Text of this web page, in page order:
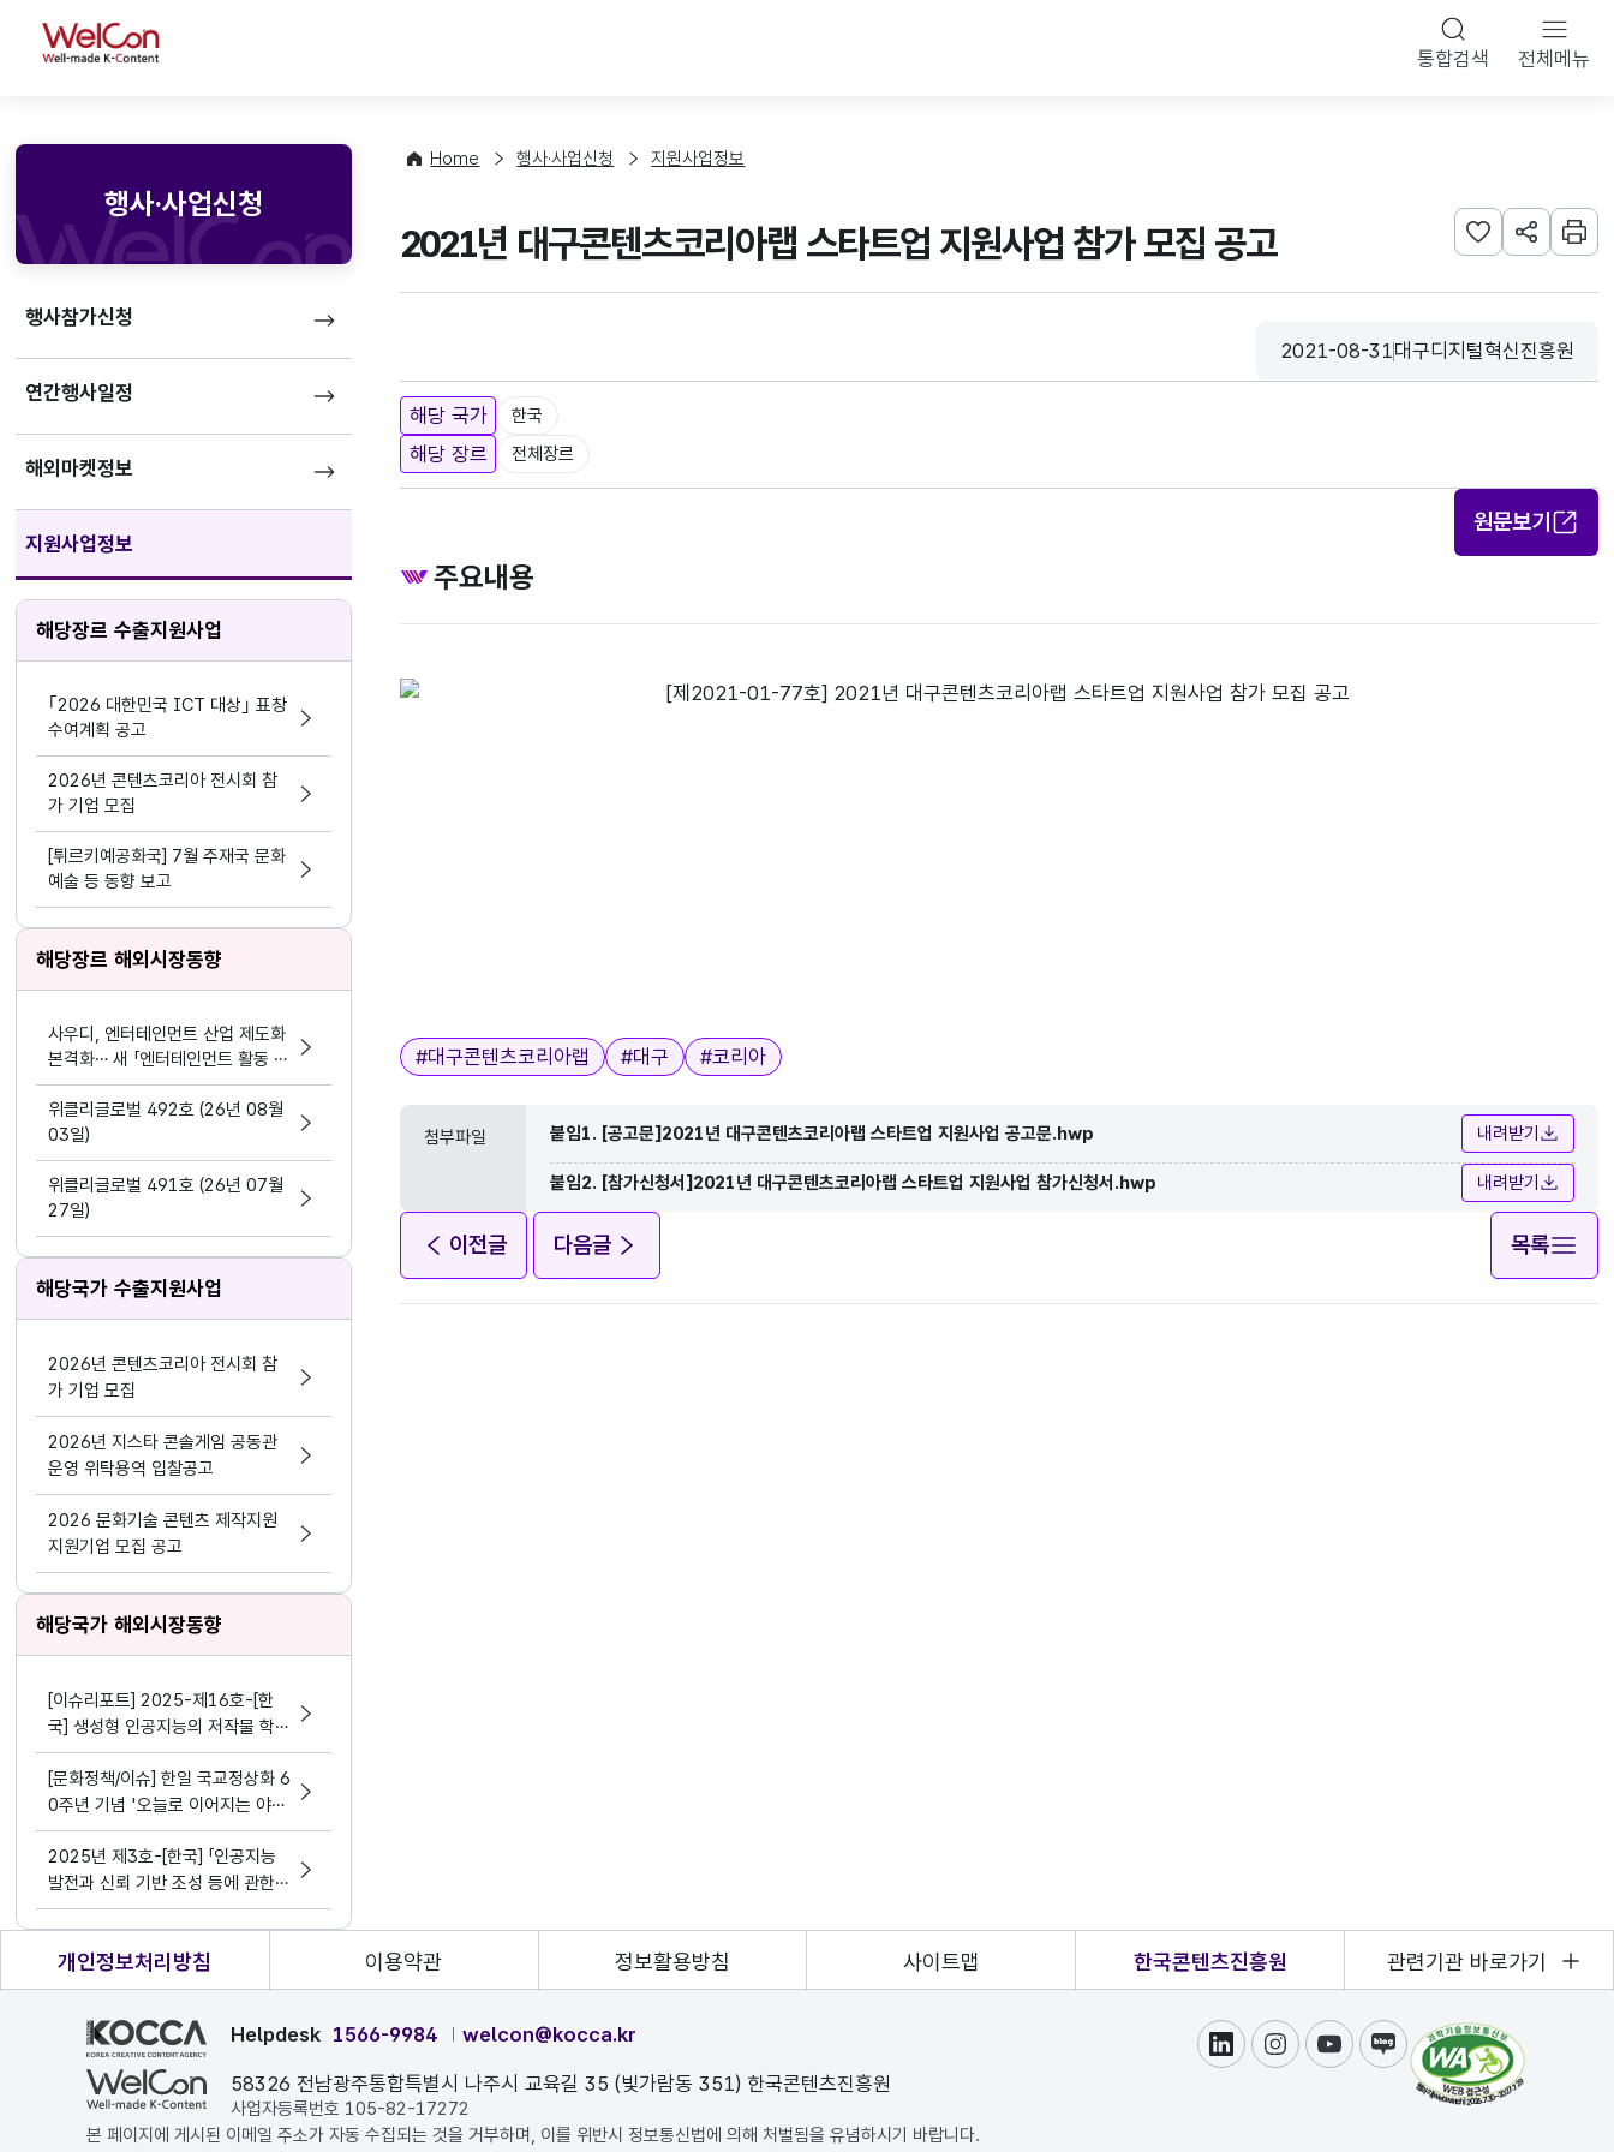
WelCon 통합검색 전체메뉴
행사·사업신청
행사참가신청
연간행사일정
해외마켓정보
지원사업정보
해당장르 수출지원사업
｢2026 대한민국 ICT 대상｣ 표창
수여계획 공고
2026년 콘텐츠코리아 전시회 참
가 기업 모집
[튀르키예공화국] 7월 주재국 문화
예술 등 동향 보고
해당장르 해외시장동향
사우디, 엔터테인먼트 산업 제도화
본격화… 새 「엔터테인먼트 활동 및
지원 활동법」 제정
위클리글로벌 492호 (26년 08월
03일)
위클리글로벌 491호 (26년 07월
27일)
해당국가 수출지원사업
2026년 콘텐츠코리아 전시회 참
가 기업 모집
2026년 지스타 콘솔게임 공동관
운영 위탁용역 입찰공고
2026 문화기술 콘텐츠 제작지원
지원기업 모집 공고
해당국가 해외시장동향
[이슈리포트] 2025-제16호-[한
국] 생성형 인공지능의 저작물 학습
행위와 공정이용 여부의 판단(최승
재)
[문화정책/이슈] 한일 국교정상화 6
0주년 기념 '오늘로 이어지는 야나
기 무네요시의 마음과 시선' 전시
2025년 제3호-[한국] 「인공지능
발전과 신뢰 기반 조성 등에 관한
기본법」제정에 따른 표시의무 도입
(김형지)
Home 행사·사업신청 지원사업정보
2021년 대구콘텐츠코리아랩 스타트업 지원사업 참가 모집 공고 관심사 등록하기
URL 공유하
인쇄
등록일
2021-08-31
수집기관
대구디지털혁신진흥원
해당 국가 한국
해당 장르 전체장르
원문보기
주요내용
태그
#대구콘텐츠코리아랩 #대구 #코리아
첨부파일 붙임1. [공고문]2021년 대구콘텐츠코리아랩 스타트업 지원사업 공고문.hwp 내려받기
붙임2. [참가신청서]2021년 대구콘텐츠코리아랩 스타트업 지원사업 참가신청서.hwp 내려받기
이전글 다음글 목록
개인정보처리방침 이용약관 정보활용방침 사이트맵 한국콘텐츠진흥원 관련기관 바로가기
Helpdesk 1566-9984 welcon@kocca.kr
58326 전남광주통합특별시 나주시 교육길 35 (빛가람동 351) 한국콘텐츠진흥원
사업자등록번호 105-82-17272
링크드인인스타그램
유튜브블로그
본 페이지에 게시된 이메일 주소가 자동 수집되는 것을 거부하며, 이를 위반시 정보통신법에 의해 처벌됨을 유념하시기 바랍니다.